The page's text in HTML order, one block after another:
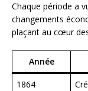
Chaque période a
changements
plaçant au cœur
Année
1864